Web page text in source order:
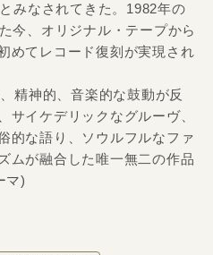
みなされてきた。1982年の
今、オリジナル・テープから
めてレコード復刻が実現され
精神的、音楽的な鼓動が反
サイケデリックなグルーヴ、
的な語り、ソウルフルなファ
ムが融合した唯一無二の作品
マ)